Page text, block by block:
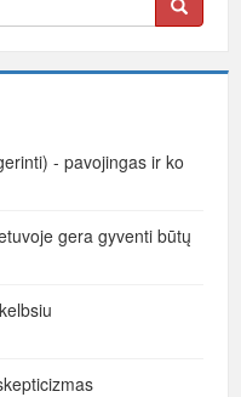
- pavojingas ir ko
gera gyventi būtų